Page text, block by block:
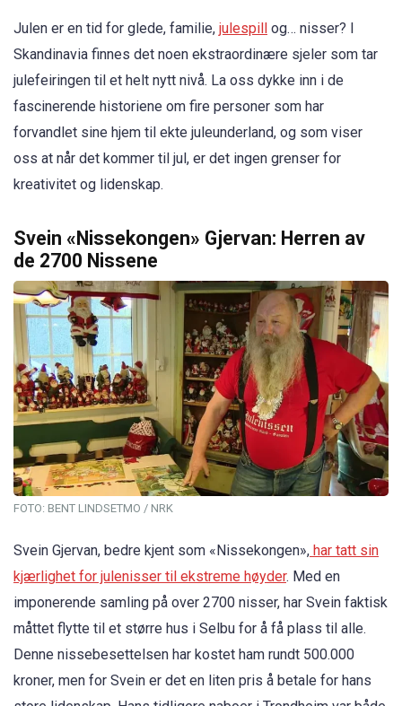
Julen er en tid for glede, familie, julespill
og… nisser? I
Skandinavia finnes det noen ekstraordinære sjeler som tar
julefeiringen til et helt nytt nivå. La oss dykke inn i de
fascinerende historiene om fire personer som har
forvandlet sine hjem til ekte juleunderland, og som viser
oss at når det kommer til jul, er det ingen grenser for
kreativitet og lidenskap.
Svein «Nissekongen» Gjervan: Herren av
de 2700 Nissene
FOTO: BENT LINDSETMO / NRK
Svein Gjervan, bedre kjent som «Nissekongen», har tatt sin
kjærlighet for julenisser til ekstreme høyder. Med en
imponerende samling på over 2700 nisser, har Svein faktisk
måttet flytte til et større hus i Selbu for å få plass til alle.
Denne nissebesettelsen har kostet ham rundt 500.000
kroner, men for Svein er det en liten pris å betale for hans